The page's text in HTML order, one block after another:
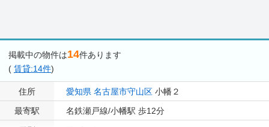
掲載中の物件は14件あります
( 賃貸:14件)
住所 愛知県 名古屋市守山区 小幡２
最寄駅
名鉄瀬戸線/小幡駅 歩12分